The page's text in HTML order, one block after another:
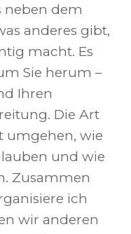
neben dem
anderes gibt,
macht. Es
Sie herum –
Ihren
Die Art
umgehen, wie
und wie
Zusammen
ich
wir anderen